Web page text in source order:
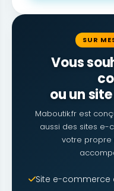
SUR
Vous
ou un
Maboutik.fr est
aussi des sites e-
votre propre
Site e-commerce